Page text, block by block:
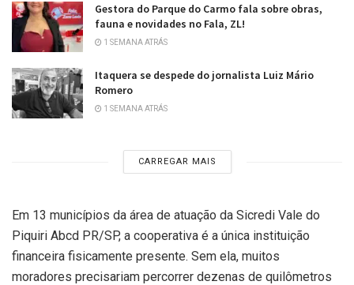
Gestora do Parque do Carmo fala sobre obras,
fauna e novidades no Fala, ZL!
1 SEMANA ATRÁS
Itaquera se despede do jornalista Luiz Mário
Romero
1 SEMANA ATRÁS
CARREGAR MAIS
Em 13 municípios da área de atuação da Sicredi Vale do
Piquiri Abcd PR/SP, a cooperativa é a única instituição
financeira fisicamente presente. Sem ela, muitos
moradores precisariam percorrer dezenas de quilômetros